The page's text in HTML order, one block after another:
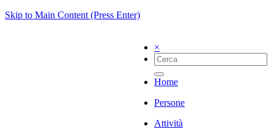
Skip to Main Content (Press Enter)
×
Home
Persone
Attività